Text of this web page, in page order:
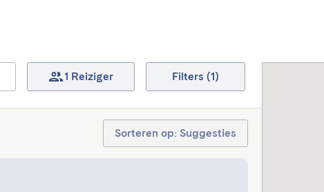
1 Reiziger Filters (1)
Sorteren op: Suggesties